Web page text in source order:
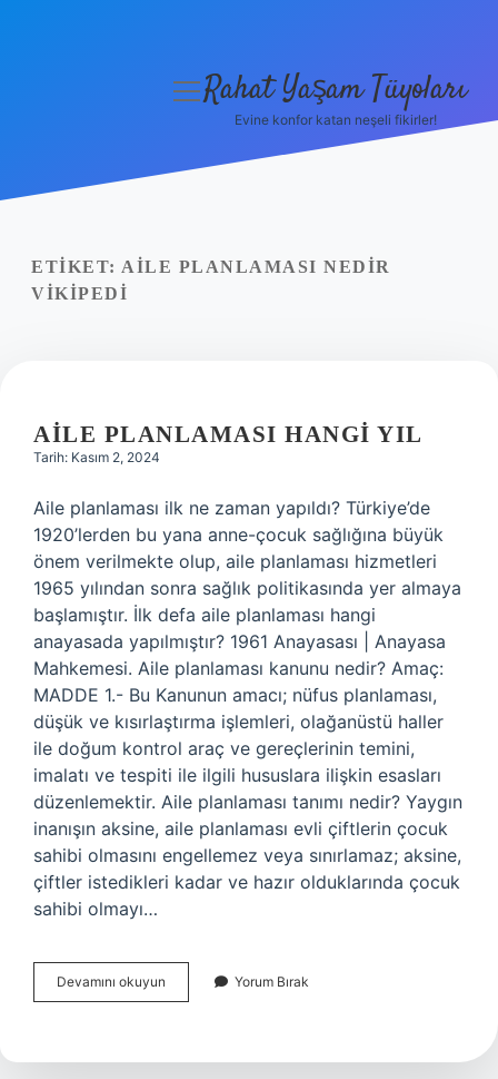
Yasal Uyarı
menüyü
Rahat Yaşam Tüyoları
Evine konfor katan neşeli fikirler!
ETIKET: AILE PLANLAMASI NEDIR
VIKIPEDI
AILE PLANLAMASI HANGI YIL
Tarih: Kasım 2, 2024
Aile planlaması ilk ne zaman yapıldı? Türkiye’de
1920’lerden bu yana anne-çocuk sağlığına büyük
önem verilmekte olup, aile planlaması hizmetleri
1965 yılından sonra sağlık politikasında yer almaya
başlamıştır. İlk defa aile planlaması hangi
anayasada yapılmıştır? 1961 Anayasası | Anayasa
Mahkemesi. Aile planlaması kanunu nedir? Amaç:
MADDE 1.- Bu Kanunun amacı; nüfus planlaması,
düşük ve kısırlaştırma işlemleri, olağanüstü haller
ile doğum kontrol araç ve gereçlerinin temini,
imalatı ve tespiti ile ilgili hususlara ilişkin esasları
düzenlemektir. Aile planlaması tanımı nedir? Yaygın
inanışın aksine, aile planlaması evli çiftlerin çocuk
sahibi olmasını engellemez veya sınırlamaz; aksine,
çiftler istedikleri kadar ve hazır olduklarında çocuk
sahibi olmayı…
Devamını okuyun
Planlaması
Yorum Bırak